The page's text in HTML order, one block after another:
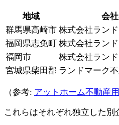
地域 会
群馬県高崎市 株式会社ラン
福岡県志免町 株式会社ラン
福岡市
株式会社ラン
宮城県柴田郡 ランドマーク
（参考: アットホーム不動産
これらはそれぞれ独立した別